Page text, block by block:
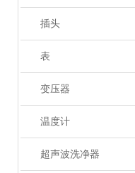
插头
表
变压器
温度计
超声波洗净器